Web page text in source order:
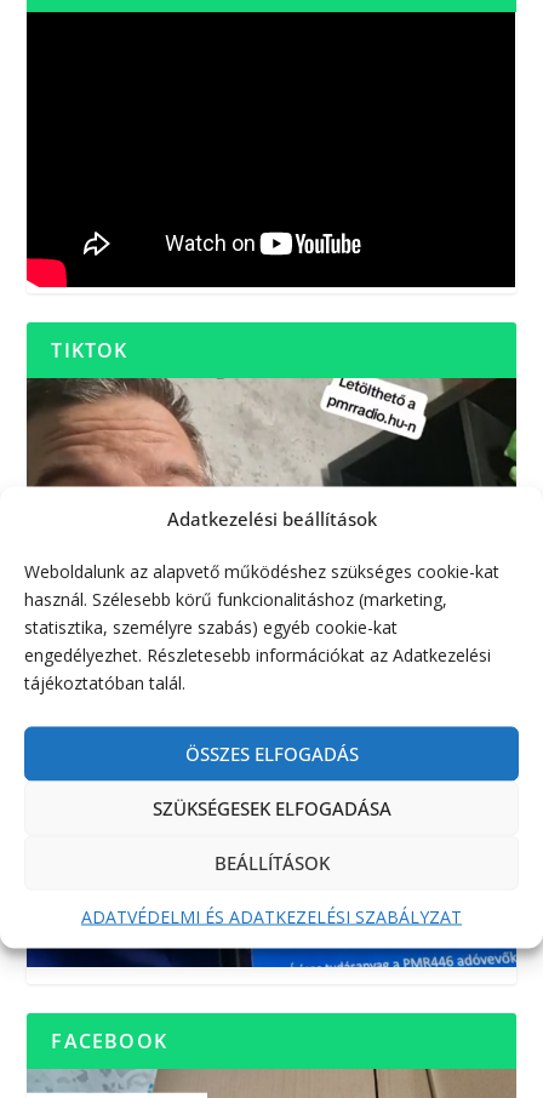
Adatkezelési beállítások
Weboldalunk az alapvető működéshez szükséges cookie-kat
használ. Szélesebb körű funkcionalitáshoz (marketing,
statisztika, személyre szabás) egyéb cookie-kat
engedélyezhet. Részletesebb információkat az Adatkezelési
tájékoztatóban talál.
ÖSSZES ELFOGADÁS
SZÜKSÉGESEK ELFOGADÁSA
BEÁLLÍTÁSOK
ADATVÉDELMI ÉS ADATKEZELÉSI SZABÁLYZAT
TIKTOK
FACEBOOK